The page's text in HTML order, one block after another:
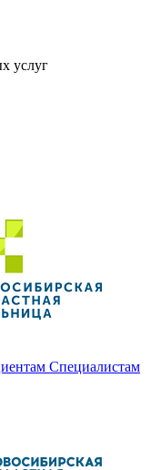
услуг
Специалистам